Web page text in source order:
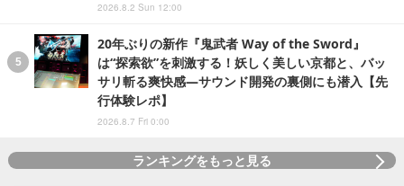
2026.8.2 Sun 12:00
20年ぶりの新作『鬼武者 Way of the Sword』
は“探索欲”を刺激する！妖しく美しい京都と、バッ
サリ斬る爽快感―サウンド開発の裏側にも潜入【先
行体験レポ】
2026.8.7 Fri 0:00
ランキングをもっと見る